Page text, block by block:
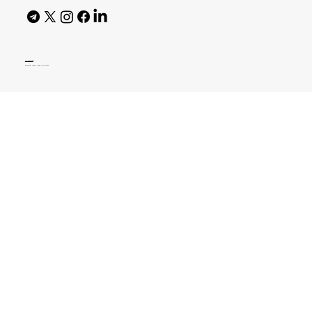
AI Policy
© 2026 High Bar Journal